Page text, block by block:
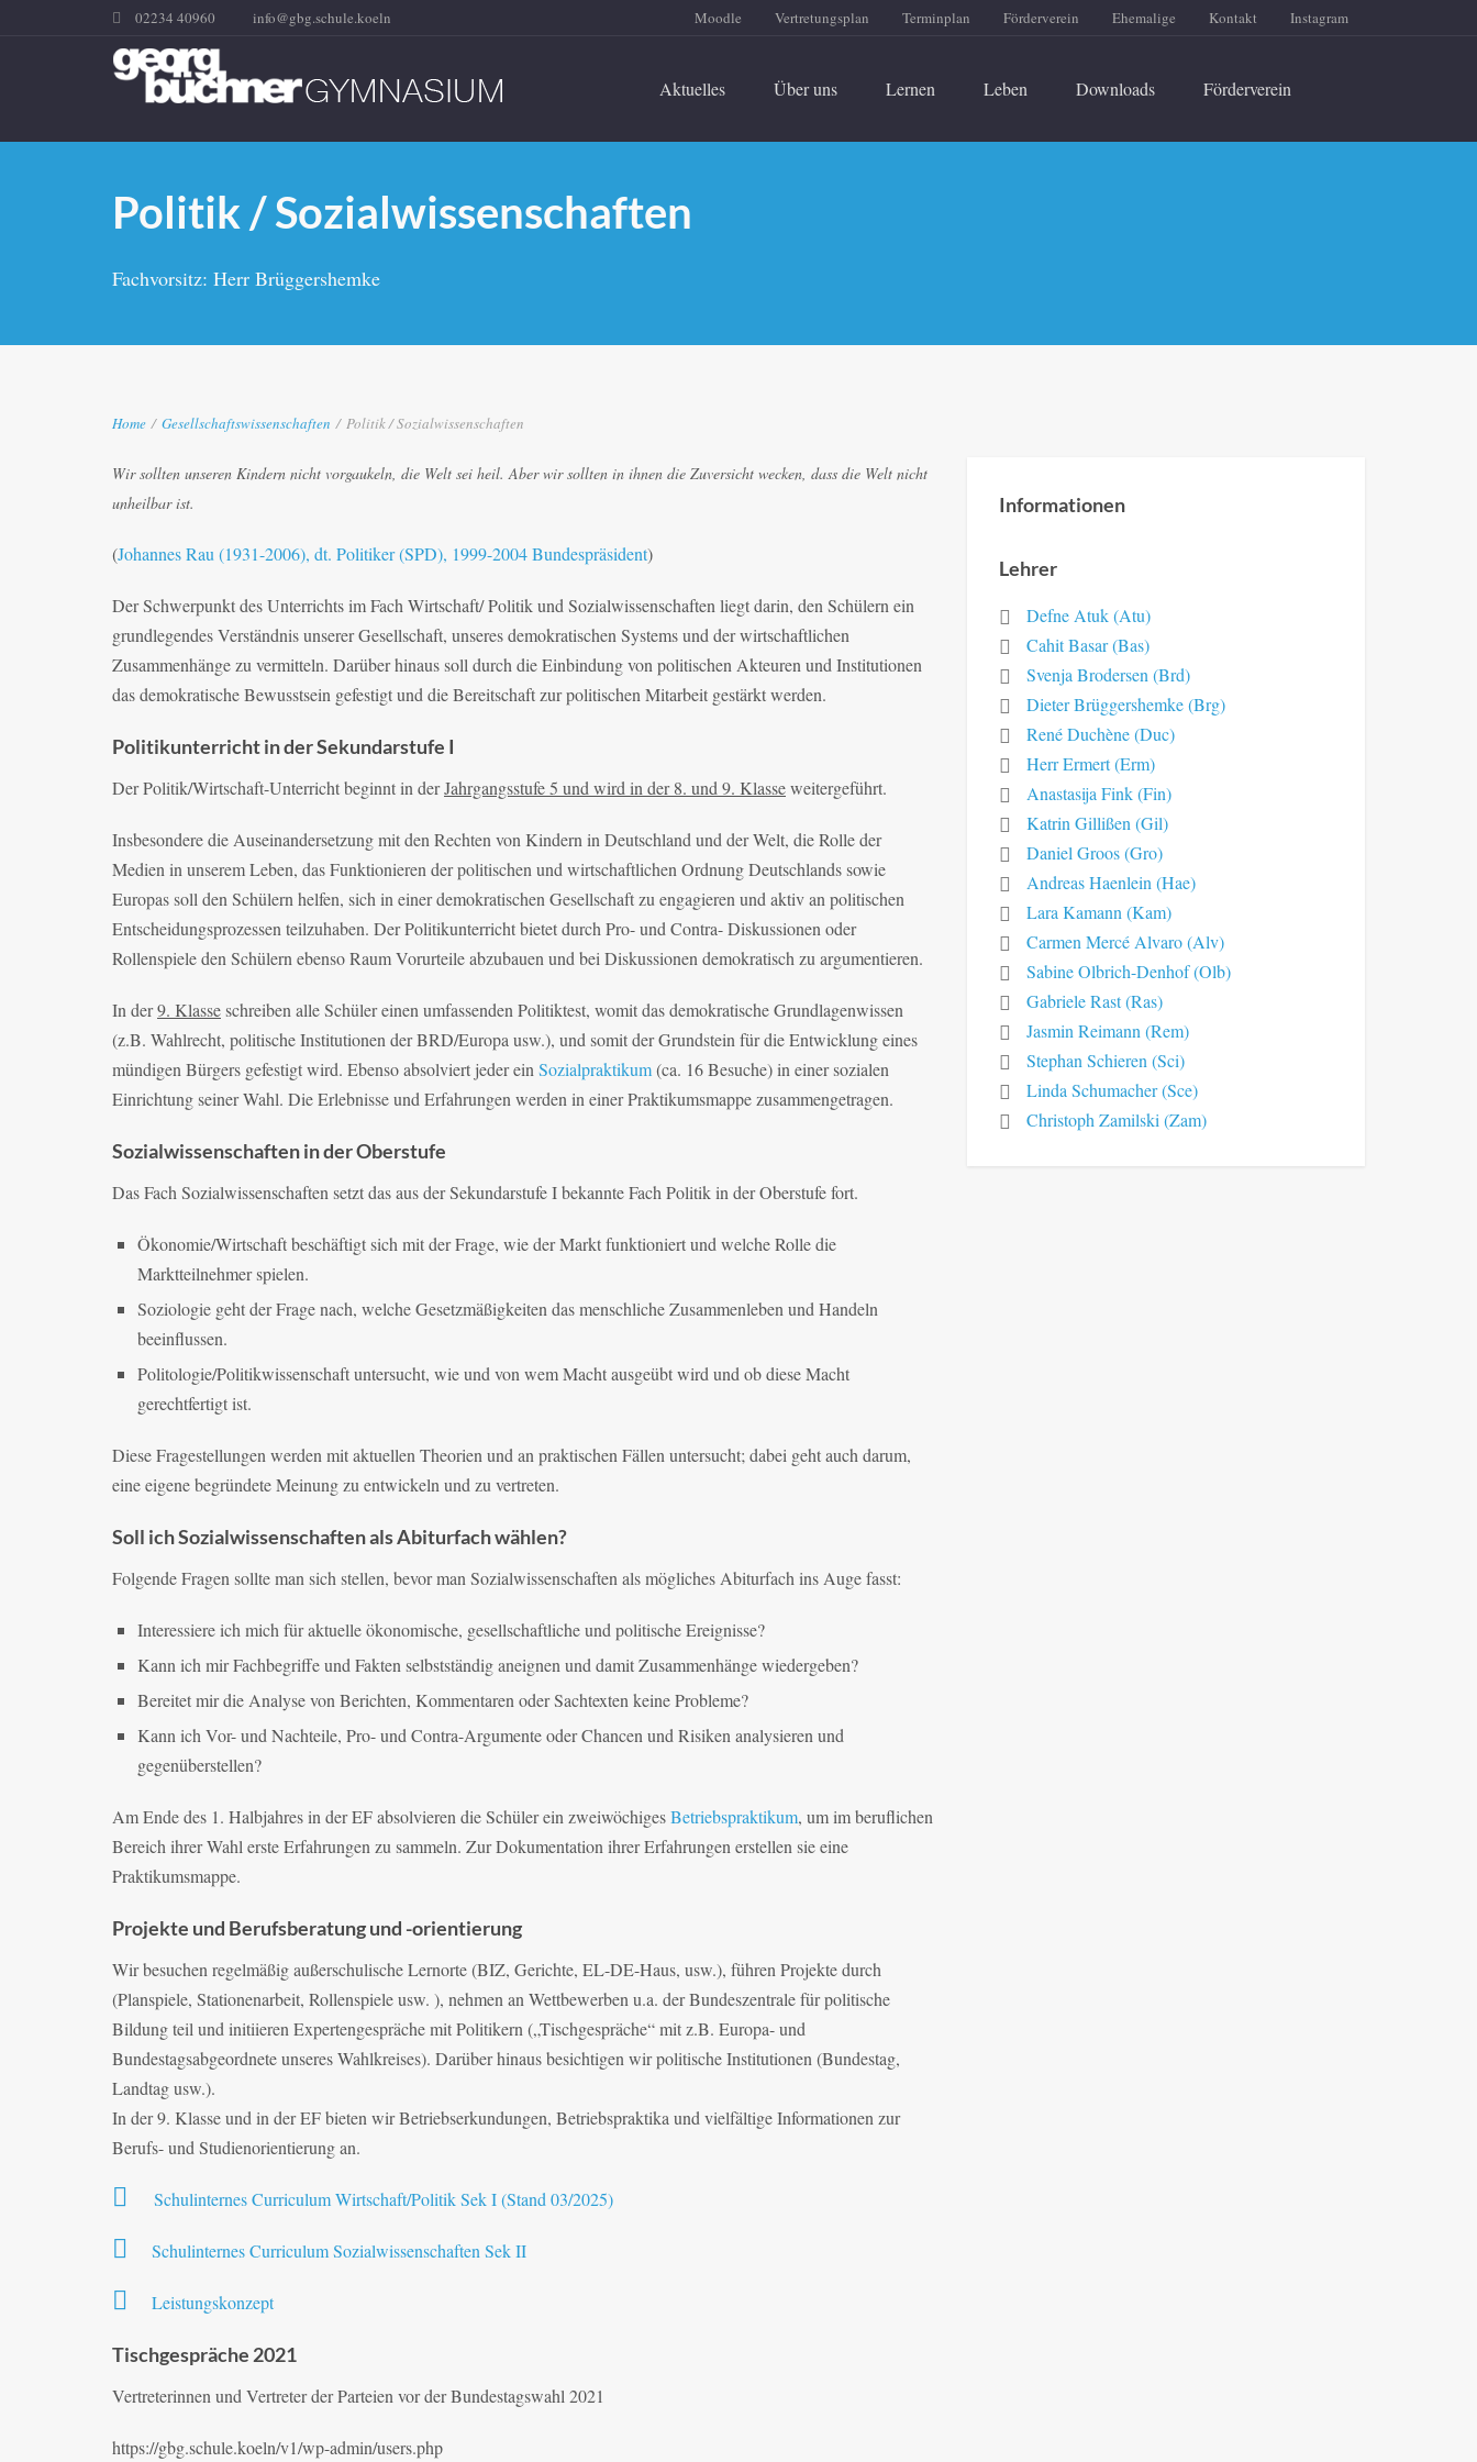
02234 40960 info@gbg.schule.koeln Moodle Vertretungsplan Terminplan Förderverein Ehemalige Kontakt Instagram
Aktuelles Über uns Lernen Leben Downloads Förderverein
Politik / Sozialwissenschaften
Fachvorsitz: Herr Brüggershemke
Home / Gesellschaftswissenschaften / Politik / Sozialwissenschaften
Wir sollten unseren Kindern nicht vorgaukeln, die Welt sei heil. Aber wir sollten in ihnen die Zuversicht wecken, dass die Welt nicht
unheilbar ist.
(Johannes Rau (1931-2006), dt. Politiker (SPD), 1999-2004 Bundespräsident)
Der Schwerpunkt des Unterrichts im Fach Wirtschaft/ Politik und Sozialwissenschaften liegt darin, den Schülern ein
grundlegendes Verständnis unserer Gesellschaft, unseres demokratischen Systems und der wirtschaftlichen
Zusammenhänge zu vermitteln. Darüber hinaus soll durch die Einbindung von politischen Akteuren und Institutionen
das demokratische Bewusstsein gefestigt und die Bereitschaft zur politischen Mitarbeit gestärkt werden.
Politikunterricht in der Sekundarstufe I
Der Politik/Wirtschaft-Unterricht beginnt in derJahrgangsstufe 5 und wird in der 8. und 9. Klasseweitergeführt.
Insbesondere die Auseinandersetzung mit den Rechten von Kindern in Deutschland und der Welt, die Rolle der
Medien in unserem Leben, das Funktionieren der politischen und wirtschaftlichen Ordnung Deutschlands sowie
Europas soll den Schülern helfen, sich in einer demokratischen Gesellschaft zu engagieren und aktiv an politischen
Entscheidungsprozessen teilzuhaben. Der Politikunterricht bietet durch Pro- und Contra- Diskussionen oder
Rollenspiele den Schülern ebenso Raum Vorurteile abzubauen und bei Diskussionen demokratisch zu argumentieren.
In der9. Klasseschreiben alle Schüler einen umfassenden Politiktest, womit das demokratische Grundlagenwissen
(z.B. Wahlrecht, politische Institutionen der BRD/Europa usw.), und somit der Grundstein für die Entwicklung eines
mündigen Bürgers gefestigt wird. Ebenso absolviert jeder ein Sozialpraktikum(ca. 16 Besuche) in einer sozialen
Einrichtung seiner Wahl. Die Erlebnisse und Erfahrungen werden in einer Praktikumsmappe zusammengetragen.
Sozialwissenschaften in der Oberstufe
Das Fach Sozialwissenschaften setzt das aus der Sekundarstufe I bekannte Fach Politik in der Oberstufe fort.
Ökonomie/Wirtschaft beschäftigt sich mit der Frage, wie der Markt funktioniert und welche Rolle die
Marktteilnehmer spielen.
Soziologie geht der Frage nach, welche Gesetzmäßigkeiten das menschliche Zusammenleben und Handeln
beeinflussen.
Politologie/Politikwissenschaft untersucht, wie und von wem Macht ausgeübt wird und ob diese Macht
gerechtfertigt ist.
Diese Fragestellungen werden mit aktuellen Theorien und an praktischen Fällen untersucht; dabei geht auch darum,
eine eigene begründete Meinung zu entwickeln und zu vertreten.
Soll ich Sozialwissenschaften als Abiturfach wählen?
Folgende Fragen sollte man sich stellen, bevor man Sozialwissenschaften als mögliches Abiturfach ins Auge fasst:
Interessiere ich mich für aktuelle ökonomische, gesellschaftliche und politische Ereignisse?
Kann ich mir Fachbegriffe und Fakten selbstständig aneignen und damit Zusammenhänge wiedergeben?
Bereitet mir die Analyse von Berichten, Kommentaren oder Sachtexten keine Probleme?
Kann ich Vor- und Nachteile, Pro- und Contra-Argumente oder Chancen und Risiken analysieren und
gegenüberstellen?
Am Ende des 1. Halbjahres in der EF absolvieren die Schüler ein zweiwöchigesBetriebspraktikum, um im beruflichen
Bereich ihrer Wahl erste Erfahrungen zu sammeln. Zur Dokumentation ihrer Erfahrungen erstellen sie eine
Praktikumsmappe.
Projekte und Berufsberatung und -orientierung
Wir besuchen regelmäßig außerschulische Lernorte (BIZ, Gerichte, EL-DE-Haus, usw.), führen Projekte durch
(Planspiele, Stationenarbeit, Rollenspiele usw. ), nehmen an Wettbewerben u.a. der Bundeszentrale für politische
Bildung teil und initiieren Expertengespräche mit Politikern („Tischgespräche“ mit z.B. Europa- und
Bundestagsabgeordnete unseres Wahlkreises). Darüber hinaus besichtigen wir politische Institutionen (Bundestag,
Landtag usw.).
In der 9. Klasse und in der EF bieten wir Betriebserkundungen, Betriebspraktika und vielfältige Informationen zur
Berufs- und Studienorientierung an.
Schulinternes Curriculum Wirtschaft/Politik Sek I (Stand 03/2025)
Schulinternes Curriculum Sozialwissenschaften Sek II
Leistungskonzept
Tischgespräche 2021
Vertreterinnen und Vertreter der Parteien vor der Bundestagswahl 2021
https://gbg.schule.koeln/v1/wp-admin/users.php
Informationen
Lehrer
Defne Atuk (Atu)
Cahit Basar (Bas)
Svenja Brodersen (Brd)
Dieter Brüggershemke (Brg)
René Duchène (Duc)
Herr Ermert (Erm)
Anastasija Fink (Fin)
Katrin Gillißen (Gil)
Daniel Groos (Gro)
Andreas Haenlein (Hae)
Lara Kamann (Kam)
Carmen Mercé Alvaro (Alv)
Sabine Olbrich-Denhof (Olb)
Gabriele Rast (Ras)
Jasmin Reimann (Rem)
Stephan Schieren (Sci)
Linda Schumacher (Sce)
Christoph Zamilski (Zam)